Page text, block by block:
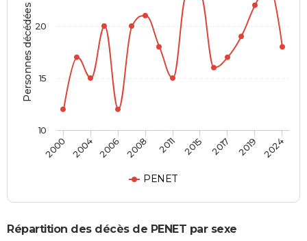
Personnes décédées
PENET
2000 2004 2006 2008 2011 2015 2017 2019 2024
10
15
20
Répartition des décès de PENET par sexe